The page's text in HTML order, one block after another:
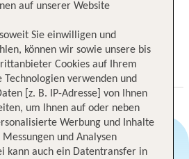
24/7 TUI Service
auf unserer Website
Sie einwilligen und
können wir sowie unsere bis
Cookies auf Ihrem
Technologien verwenden und
[z. B. IP-Adresse] von Ihnen
um Ihnen auf oder neben
Werbung und Inhalte
und Analysen
kann auch ein Datentransfer in